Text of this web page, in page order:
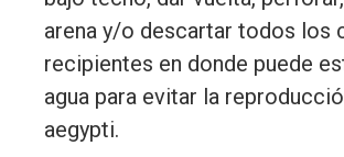
arena y/o descartar todos los
recipientes en donde puede
agua para evitar la
aegypti.